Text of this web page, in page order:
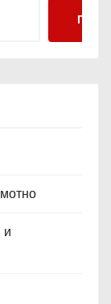
Поиск
и